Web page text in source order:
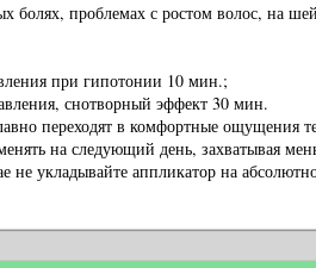
проблемах с ростом волос, на
при гипотонии 10 мин.;
снотворный эффект 30 мин.
переходят в комфортные ощущения
на следующий день, захватывая
не укладывайте аппликатор на